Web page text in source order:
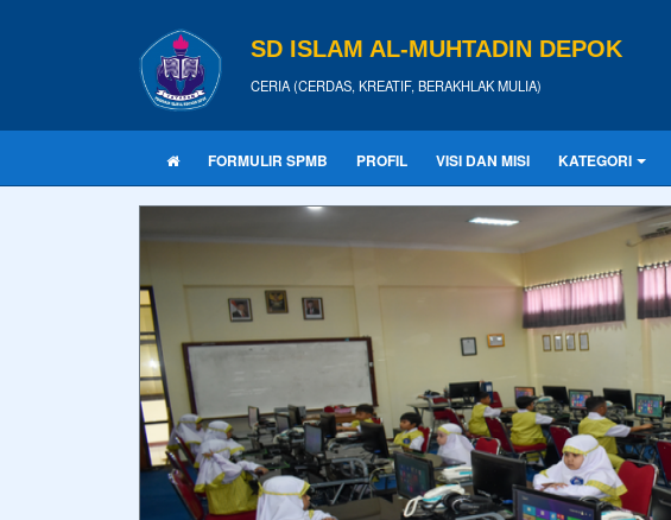
SD ISLAM AL-MUHTADIN DEPOK
CERIA (CERDAS, KREATIF, BERAKHLAK MULIA)
FORMULIR SPMB PROFIL VISI DAN MISI KATEGORI